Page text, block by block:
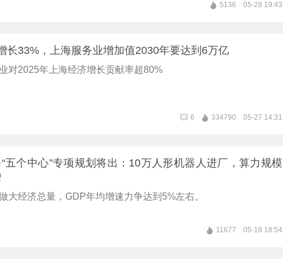
5136 05-28 19:43
长33%，上海服务业增加值2030年要达到6万亿
对2025年上海经济增长贡献率超80%
6 334790 05-27 14:31
五个中心”专项规划将出：10万人形机器人进厂，算力规模
大经济总量，GDP年均增速力争达到5%左右。
11677 05-18 18:54